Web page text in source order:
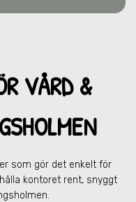
VÅRD &
som gör det enkelt för
kontoret rent, snyggt